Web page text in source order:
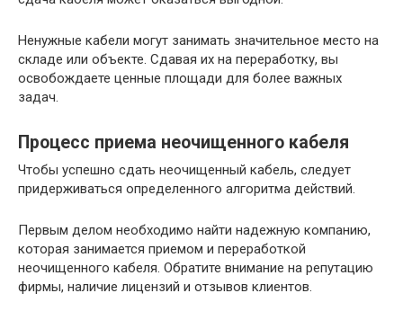
Ненужные кабели могут занимать значительное место на
складе или объекте. Сдавая их на переработку, вы
освобождаете ценные площади для более важных
задач.
Процесс приема неочищенного кабеля
Чтобы успешно сдать неочищенный кабель, следует
придерживаться определенного алгоритма действий.
Первым делом необходимо найти надежную компанию,
которая занимается приемом и переработкой
неочищенного кабеля. Обратите внимание на репутацию
фирмы, наличие лицензий и отзывов клиентов.